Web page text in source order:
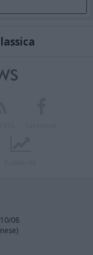
08